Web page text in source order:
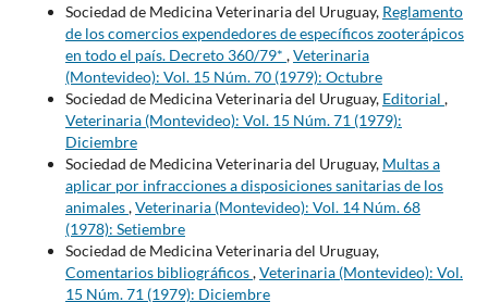
Sociedad de Medicina Veterinaria del Uruguay, Reglamento
de los comercios expendedores de específicos zooterápicos
en todo el país. Decreto 360/79* ,Veterinaria
(Montevideo): Vol. 15 Núm. 70 (1979): Octubre
Sociedad de Medicina Veterinaria del Uruguay, Editorial ,
Veterinaria (Montevideo): Vol. 15 Núm. 71 (1979):
Diciembre
Sociedad de Medicina Veterinaria del Uruguay, Multas a
aplicar por infracciones a disposiciones sanitarias de los
animales,Veterinaria (Montevideo): Vol. 14 Núm. 68
(1978): Setiembre
Sociedad de Medicina Veterinaria del Uruguay,
Comentarios bibliográficos,Veterinaria (Montevideo): Vol.
15 Núm. 71 (1979): Diciembre